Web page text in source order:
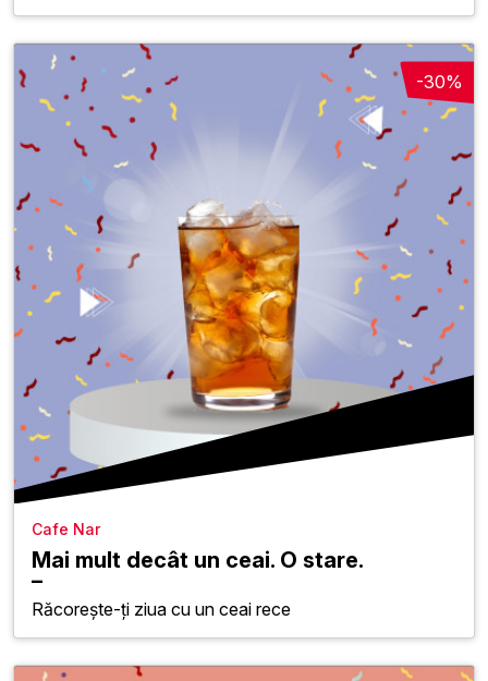
-30%
Cafe Nar
Mai mult decât un ceai. O stare.
Răcorește-ți ziua cu un ceai rece